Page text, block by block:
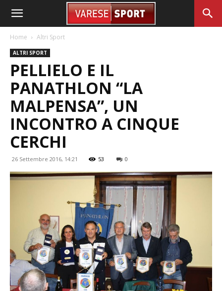
Home Altri Sport
ALTRI SPORT
PELLIELO E IL
PANATHLON “LA
MALPENSA”, UN
INCONTRO A CINQUE
CERCHI
26 Settembre 2016, 14:21 53 0